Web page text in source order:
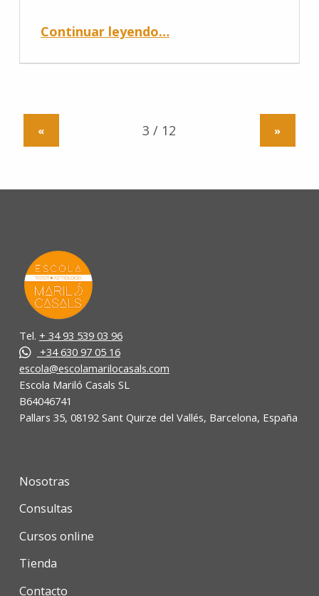
Continuar leyendo…
« »
Tel. + 34 93 539 03 96
+34 630 97 05 16
escola@escolamarilocasals.com
Escola Mariló Casals SL
B64046741
Pallars 35, 08192 Sant Quirze del Vallés, Barcelona, España
Nosotras
Consultas
Cursos online
Tienda
Contacto